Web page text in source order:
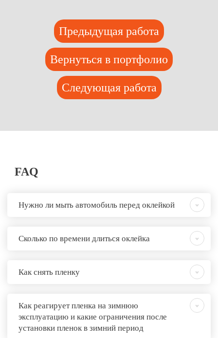
Предыдущая работа
Вернуться в портфолио
Следующая работа
FAQ
Нужно ли мыть автомобиль перед оклейкой
Сколько по времени длиться оклейка
Как снять пленку
Как реагирует пленка на зимнюю
эксплуатацию и какие ограничения после
установки пленок в зимний период